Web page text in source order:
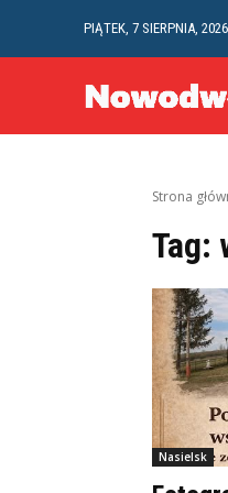
PIĄTEK, 7 SIERPNIA, 2026
Strona
Tag:
Nasielsk